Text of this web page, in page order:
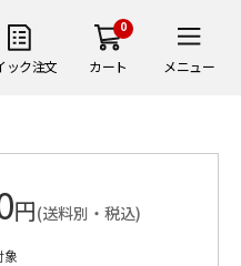
ック注文
0
カート メニュー
円(送料別・税込)